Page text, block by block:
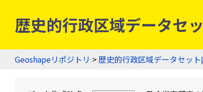
歴史的行政区域データセ
Geoshapeリポジトリ >歴史的行政区域データセッ